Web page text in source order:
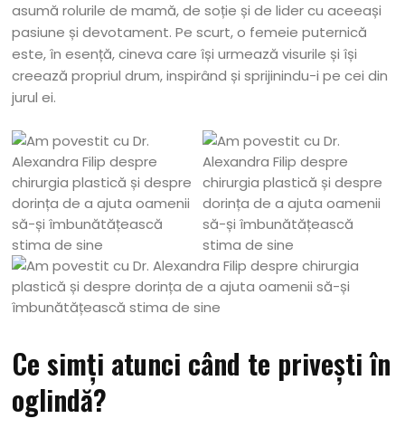
asumă rolurile de mamă, de soție și de lider cu aceeași
pasiune și devotament. Pe scurt, o femeie puternică
este, în esență, cineva care își urmează visurile și își
creează propriul drum, inspirând și sprijinindu-i pe cei din
jurul ei.
Ce simți atunci când te privești în
oglindă?